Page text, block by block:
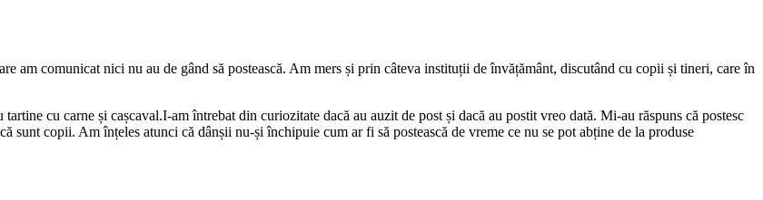
am comunicat nici nu au de gând să postească. Am mers și prin câteva instituții de învățământ, discutând cu copii și tineri, care în
cu carne și cașcaval.I-am întrebat din curiozitate dacă au auzit de post și dacă au postit vreo dată. Mi-au răspuns că postesc
sunt copii. Am înțeles atunci că dânșii nu-și închipuie cum ar fi să postească de vreme ce nu se pot abține de la produse